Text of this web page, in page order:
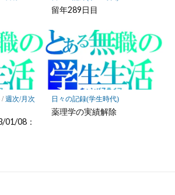
留年289日目
/週次/月次
01/08：
日々の記録(学生時代)
薬理学の実績解除